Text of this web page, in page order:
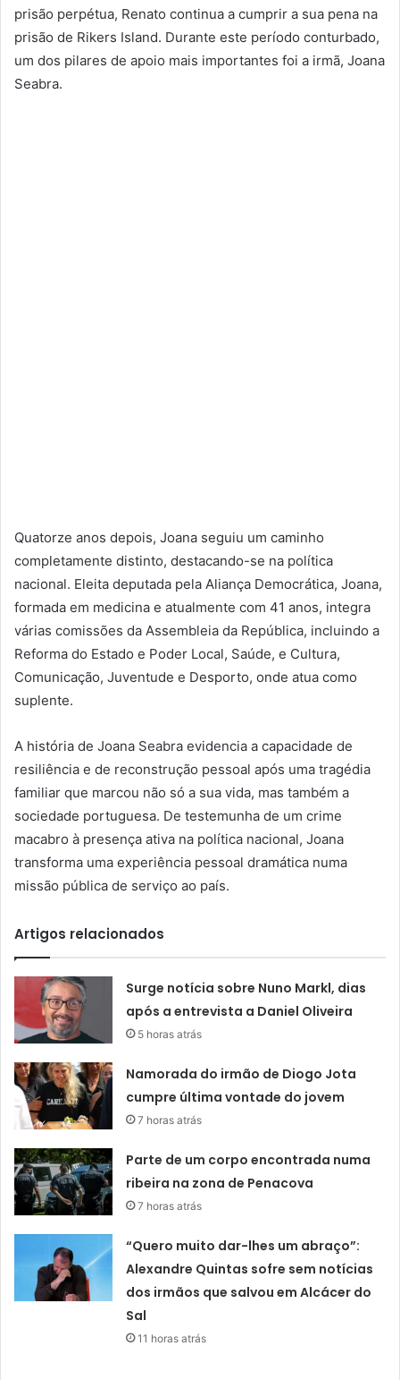
prisão perpétua, Renato continua a cumprir a sua pena na
prisão de Rikers Island. Durante este período conturbado,
um dos pilares de apoio mais importantes foi a irmã, Joana
Seabra.
Quatorze anos depois, Joana seguiu um caminho
completamente distinto, destacando-se na política
nacional. Eleita deputada pela Aliança Democrática, Joana,
formada em medicina e atualmente com 41 anos, integra
várias comissões da Assembleia da República, incluindo a
Reforma do Estado e Poder Local, Saúde, e Cultura,
Comunicação, Juventude e Desporto, onde atua como
suplente.
A história de Joana Seabra evidencia a capacidade de
resiliência e de reconstrução pessoal após uma tragédia
familiar que marcou não só a sua vida, mas também a
sociedade portuguesa. De testemunha de um crime
macabro à presença ativa na política nacional, Joana
transforma uma experiência pessoal dramática numa
missão pública de serviço ao país.
Artigos relacionados
Surge notícia sobre Nuno Markl, dias
após a entrevista a Daniel Oliveira
5 horas atrás
Namorada do irmão de Diogo Jota
cumpre última vontade do jovem
7 horas atrás
Parte de um corpo encontrada numa
ribeira na zona de Penacova
7 horas atrás
“Quero muito dar-lhes um abraço”:
Alexandre Quintas sofre sem notícias
dos irmãos que salvou em Alcácer do
Sal
11 horas atrás